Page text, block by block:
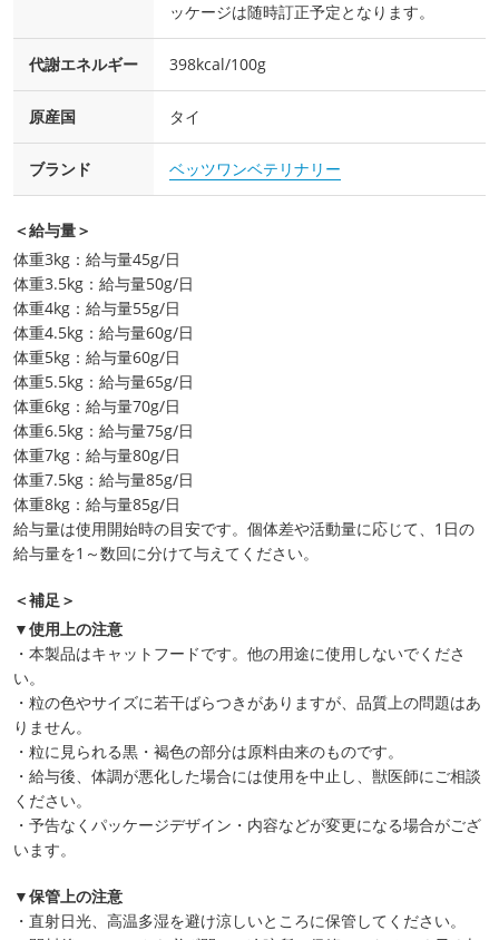
ッケージは随時訂正予定となります。
代謝エネルギー 398kcal/100g
原産国 タイ
ブランド ベッツワンベテリナリー
＜給与量＞
体重3kg：給与量45g/日
体重3.5kg：給与量50g/日
体重4kg：給与量55g/日
体重4.5kg：給与量60g/日
体重5kg：給与量60g/日
体重5.5kg：給与量65g/日
体重6kg：給与量70g/日
体重6.5kg：給与量75g/日
体重7kg：給与量80g/日
体重7.5kg：給与量85g/日
体重8kg：給与量85g/日
給与量は使用開始時の目安です。個体差や活動量に応じて、1日の
給与量を1～数回に分けて与えてください。
＜補足＞
▼使用上の注意
・本製品はキャットフードです。他の用途に使用しないでくださ
い。
・粒の色やサイズに若干ばらつきがありますが、品質上の問題はあ
りません。
・粒に見られる黒・褐色の部分は原料由来のものです。
・給与後、体調が悪化した場合には使用を中止し、獣医師にご相談
ください。
・予告なくパッケージデザイン・内容などが変更になる場合がござ
います。
▼保管上の注意
・直射日光、高温多湿を避け涼しいところに保管してください。